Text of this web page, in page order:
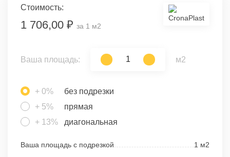
Стоимость:
1 706,00 ₽ за 1 м2
Ваша площадь: м2
+ 0%
без подрезки
+ 5%
прямая
+ 13%
диагональная
Ваша площадь с подрезкой 1 м2